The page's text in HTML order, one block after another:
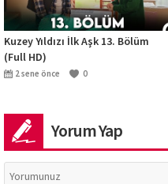
Kuzey Yıldızı İlk Aşk 13. Bölüm
(Full HD)
2 sene önce 0
Yorum Yap